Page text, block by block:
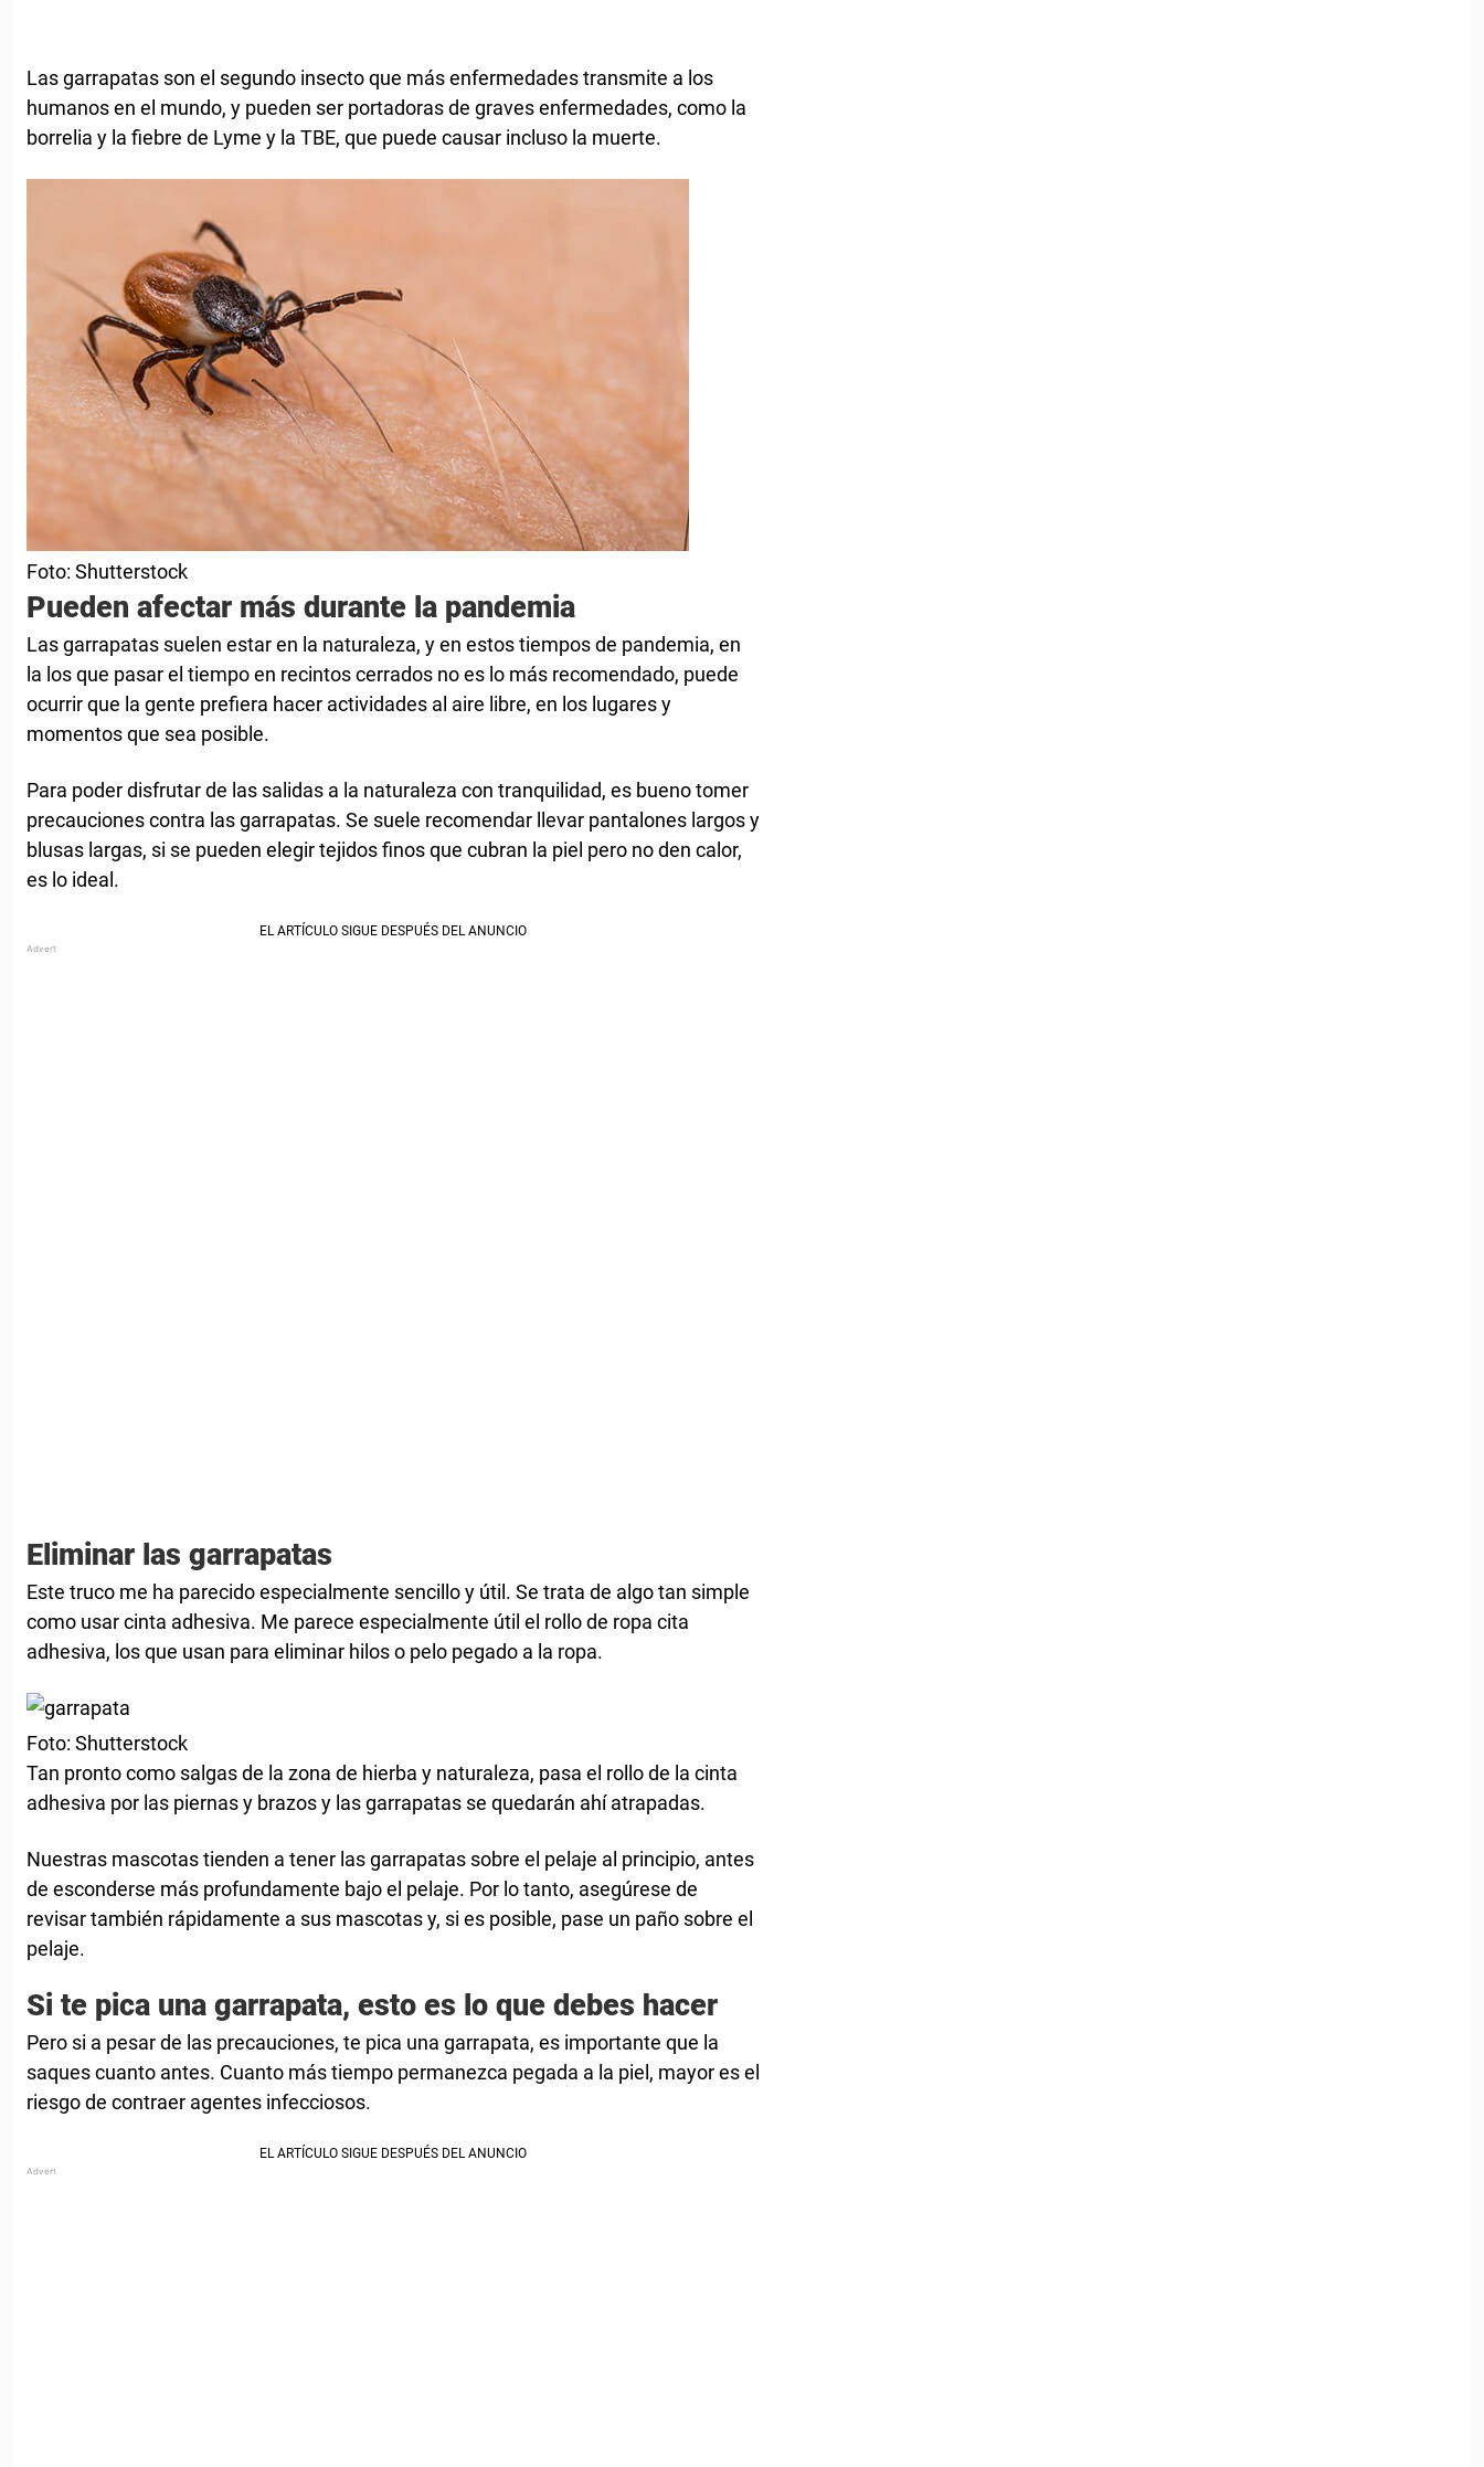
Las garrapatas son el segundo insecto que más enfermedades transmite a los
humanos en el mundo, y pueden ser portadoras de graves enfermedades, como la
borrelia y la fiebre de Lyme y la TBE, que puede causar incluso la muerte.
Foto: Shutterstock
Pueden afectar más durante la pandemia
Las garrapatas suelen estar en la naturaleza, y en estos tiempos de pandemia, en
la los que pasar el tiempo en recintos cerrados no es lo más recomendado, puede
ocurrir que la gente prefiera hacer actividades al aire libre, en los lugares y
momentos que sea posible.
Para poder disfrutar de las salidas a la naturaleza con tranquilidad, es bueno tomer
precauciones contra las garrapatas. Se suele recomendar llevar pantalones largos y
blusas largas, si se pueden elegir tejidos finos que cubran la piel pero no den calor,
es lo ideal.
Eliminar las garrapatas
Este truco me ha parecido especialmente sencillo y útil. Se trata de algo tan simple
como usar cinta adhesiva. Me parece especialmente útil el rollo de ropa cita
adhesiva, los que usan para eliminar hilos o pelo pegado a la ropa.
Foto: Shutterstock
Tan pronto como salgas de la zona de hierba y naturaleza, pasa el rollo de la cinta
adhesiva por las piernas y brazos y las garrapatas se quedarán ahí atrapadas.
Nuestras mascotas tienden a tener las garrapatas sobre el pelaje al principio, antes
de esconderse más profundamente bajo el pelaje. Por lo tanto, asegúrese de
revisar también rápidamente a sus mascotas y, si es posible, pase un paño sobre el
pelaje.
Si te pica una garrapata, esto es lo que debes hacer
Pero si a pesar de las precauciones, te pica una garrapata, es importante que la
saques cuanto antes. Cuanto más tiempo permanezca pegada a la piel, mayor es el
riesgo de contraer agentes infecciosos.